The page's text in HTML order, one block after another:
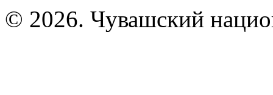
© 2026. Чувашский